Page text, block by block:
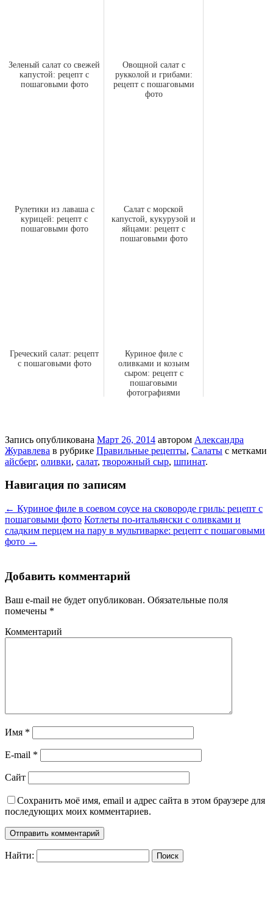
Зеленый салат со свежей
капустой: рецепт с
пошаговыми фото
Овощной салат с
рукколой и грибами:
рецепт с пошаговыми
фото
Рулетики из лаваша с
курицей: рецепт с
пошаговыми фото
Салат с морской
капустой, кукурузой и
яйцами: рецепт с
пошаговыми фото
Греческий салат: рецепт
с пошаговыми фото
Куриное филе с
оливками и козьим
сыром: рецепт с
пошаговыми
фотографиями
Запись опубликована Март 26, 2014 автором Александра
Журавлева в рубрике Правильные рецепты, Салаты с метками
айсберг, оливки, салат, творожный сыр, шпинат.
Навигация по записям
← Куриное филе в соевом соусе на сковороде гриль: рецепт с
пошаговыми фото Котлеты по-итальянски с оливками и
сладким перцем на пару в мультиварке: рецепт с пошаговыми
фото →
Добавить комментарий
Ваш e-mail не будет опубликован. Обязательные поля
помечены *
Комментарий
Имя *
E-mail *
Сайт
Сохранить моё имя, email и адрес сайта в этом браузере для
последующих моих комментариев.
Найти: